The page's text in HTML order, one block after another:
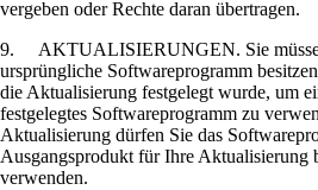
vergeben oder Rechte daran übertragen.
9. AKTUALISIERUNGEN. Sie
ursprüngliche Softwareprogramm
die Aktualisierung festgelegt wurde, um
festgelegtes Softwareprogramm zu
Aktualisierung dürfen Sie das
Ausgangsprodukt für Ihre Aktualisierung
verwenden.